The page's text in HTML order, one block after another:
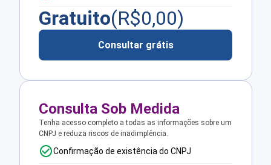
Gratuito(R$0,00)
Consultar grátis
Consulta Sob Medida
Tenha acesso completo a todas as informações sobre um
CNPJ e reduza riscos de inadimplência.
Confirmação de existência do CNPJ